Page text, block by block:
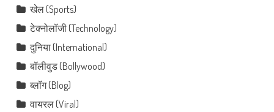
खेल (Sports)
टेक्नोलॉजी (Technology)
दुनिया (International)
बॉलीवुड (Bollywood)
ब्लॉग (Blog)
वायरल (Viral)